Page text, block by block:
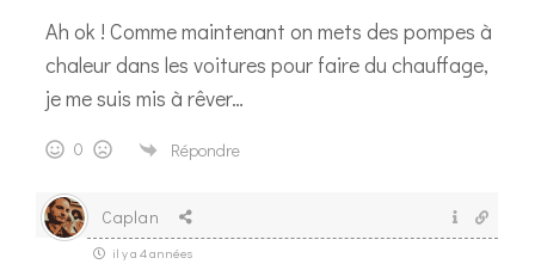
Ah ok ! Comme maintenant on mets des pompes à
chaleur dans les voitures pour faire du chauffage,
je me suis mis à rêver…
0 Répondre
Caplan
il y a 4 années